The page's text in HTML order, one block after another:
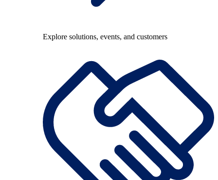
Explore solutions, events, and customers